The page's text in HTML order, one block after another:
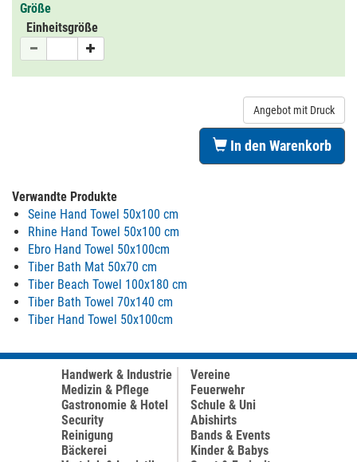
Größe
Einheitsgröße
Angebot mit Druck
In den Warenkorb
Verwandte Produkte
Seine Hand Towel 50x100 cm
Rhine Hand Towel 50x100 cm
Ebro Hand Towel 50x100cm
Tiber Bath Mat 50x70 cm
Tiber Beach Towel 100x180 cm
Tiber Bath Towel 70x140 cm
Tiber Hand Towel 50x100cm
Handwerk & Industrie
Medizin & Pflege
Gastronomie & Hotel
Security
Reinigung
Bäckerei
Vereine
Feuerwehr
Schule & Uni
Abishirts
Bands & Events
Kinder & Babys